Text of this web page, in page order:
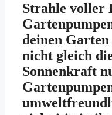
Strahle voller
deinen
nicht gleich
Sonnenkraft